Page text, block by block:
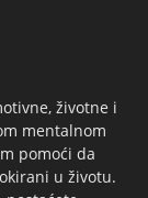
životne i
mentalnom
pomoći da
u životu.